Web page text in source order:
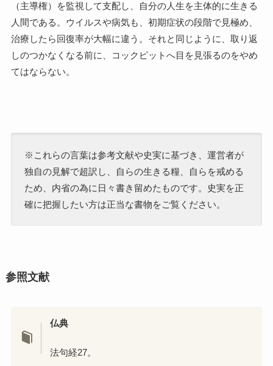
（主導権）を監視して支配し、自分の人生を主体的に生きる
人間である。ウイルスや病気も、初期症状の段階で見極め、
治療したら回復率が大幅に違う。それと同じように、取り返
しのつかなくなる前に、コックピットへ目を見張るのをやめ
てはならない。
※これらの言葉は参考文献や史実に基づき、運営者が
独自の見解で超訳し、自らの生きる糧、自らを戒める
ため、内省の為に日々書き留めたものです。史実を正
確に把握したい方は正当な書物をご覧ください。
参照文献
仏典
法句経27。